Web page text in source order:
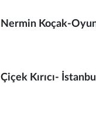
Nermin Koçak-
Çiçek Kırıcı-